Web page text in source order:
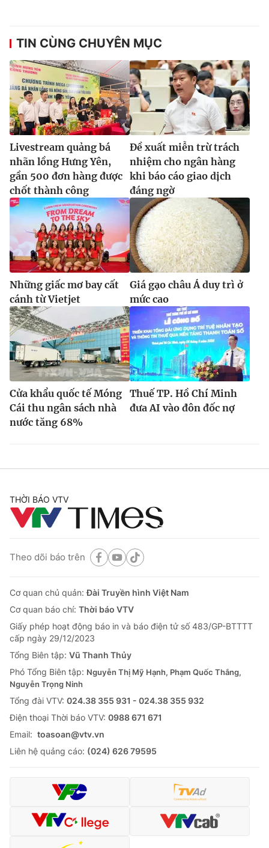
TIN CÙNG CHUYÊN MỤC
Livestream quảng bá
nhãn lồng Hưng Yên,
gần 500 đơn hàng được
chốt thành công
Đề xuất miễn trừ trách
nhiệm cho ngân hàng
khi báo cáo giao dịch
đáng ngờ
Những giấc mơ bay cất
cánh từ Vietjet
Giá gạo châu Á duy trì ở
mức cao
Cửa khẩu quốc tế Móng
Cái thu ngân sách nhà
nước tăng 68%
Thuế TP. Hồ Chí Minh
đưa AI vào đôn đốc nợ
THỜI BÁO VTV
Theo dõi báo trên
Cơ quan chủ quản:Đài Truyền hình Việt Nam
Cơ quan báo chí: Thời báo VTV
Giấy phép hoạt động báo in và báo điện tử số 483/GP-BTTTT
cấp ngày 29/12/2023
Tổng Biên tập: Vũ Thanh Thủy
Phó Tổng Biên tập: Nguyễn Thị Mỹ Hạnh, Phạm Quốc Thắng,
Nguyễn Trọng Ninh
Tổng đài VTV: 024.38 355 931 - 024.38 355 932
Ðiện thoại Thời báo VTV: 0988 671 671
Email: toasoan@vtv.vn
Liên hệ quảng cáo: (024) 626 79595